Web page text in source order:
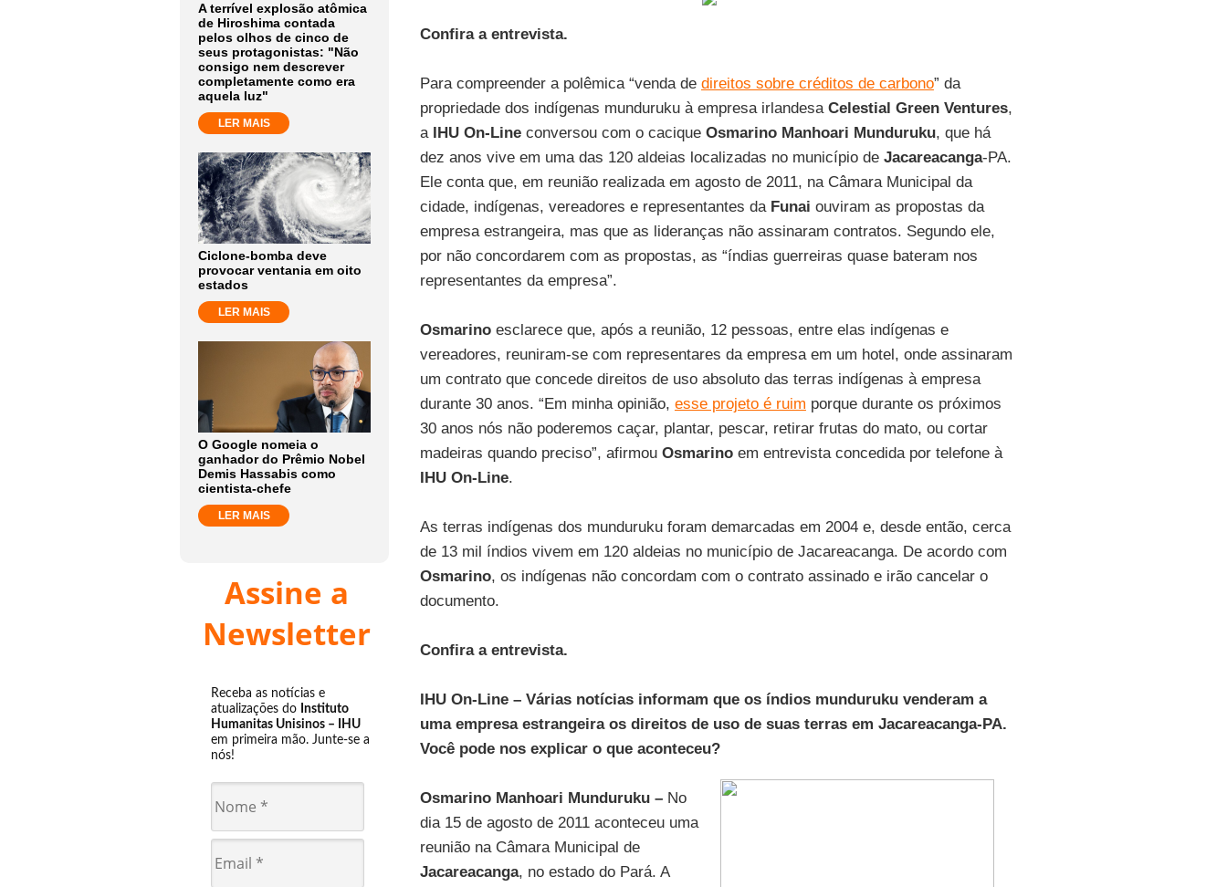
A terrível explosão atômica
de Hiroshima contada
pelos olhos de cinco de
seus protagonistas: "Não
consigo nem descrever
completamente como era
aquela luz"
LER MAIS
Ciclone-bomba deve
provocar ventania em oito
estados
LER MAIS
O Google nomeia o
ganhador do Prêmio Nobel
Demis Hassabis como
cientista-chefe
LER MAIS
Assine a
Newsletter
Receba as notícias e
atualizações do Instituto
Humanitas Unisinos – IHU
em primeira mão. Junte-se a
nós!
Confira a entrevista.
Para compreender a polêmica “venda de direitos sobre créditos de carbono” da
propriedade dos indígenas munduruku à empresa irlandesa Celestial Green Ventures,
a IHU On-Lineconversou com o cacique Osmarino Manhoari Munduruku, que há
dez anos vive em uma das 120 aldeias localizadas no município de Jacareacanga-PA.
Ele conta que, em reunião realizada em agosto de 2011, na Câmara Municipal da
cidade, indígenas, vereadores e representantes da Funai ouviram as propostas da
empresa estrangeira, mas que as lideranças não assinaram contratos. Segundo ele,
por não concordarem com as propostas, as “índias guerreiras quase bateram nos
representantes da empresa”.
Osmarino esclarece que, após a reunião, 12 pessoas, entre elas indígenas e
vereadores, reuniram-se com representares da empresa em um hotel, onde assinaram
um contrato que concede direitos de uso absoluto das terras indígenas à empresa
durante 30 anos. “Em minha opinião, esse projeto é ruim porque durante os próximos
30 anos nós não poderemos caçar, plantar, pescar, retirar frutas do mato, ou cortar
madeiras quando preciso”, afirmou Osmarino em entrevista concedida por telefone à
IHU On-Line.
As terras indígenas dos munduruku foram demarcadas em 2004 e, desde então, cerca
de 13 mil índios vivem em 120 aldeias no município de Jacareacanga. De acordo com
Osmarino, os indígenas não concordam com o contrato assinado e irão cancelar o
documento.
Confira a entrevista.
IHU On-Line – Várias notícias informam que os índios munduruku venderam a
uma empresa estrangeira os direitos de uso de suas terras em Jacareacanga-PA.
Você pode nos explicar o que aconteceu?
Osmarino Manhoari Munduruku –No
dia 15 de agosto de 2011 aconteceu uma
reunião na Câmara Municipal de
Jacareacanga, no estado do Pará. A